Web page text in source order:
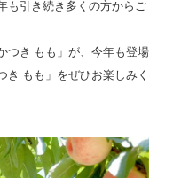
も引き続き多くの方からご
つき もも」が、今年も登場
き もも」をぜひお楽しみく